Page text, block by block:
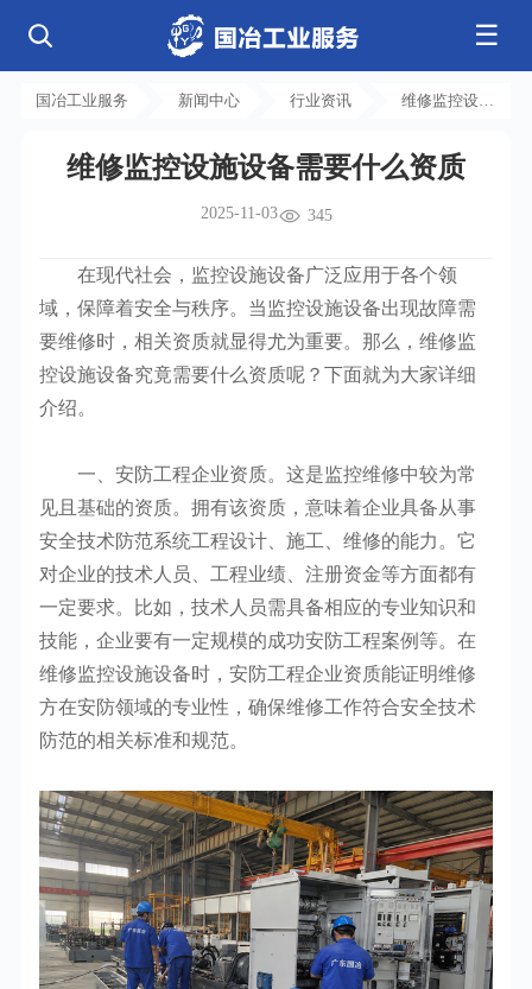
☰
公司简介
发展历程
核心业务
电气工程
钢结构工程
净化工程
弱电工程
设备安装
消防工程
基控电箱
工程案例
芯片 • 半导体
人工智能 • 机器人
量子 • 脑机
其它
新闻中心
工程技巧
机电知识
安装教程
工业百科
工业问答
国冶工业服务 新闻中心 行业资讯
维修监控设施
资质
维修监控设施设备需要什么资质
2025-11-03 345
在现代社会，监控设施设备广泛应用于各个领
域，保障着安全与秩序。当监控设施设备出现故障需
要维修时，相关资质就显得尤为重要。那么，维修监
控设施设备究竟需要什么资质呢？下面就为大家详细
介绍。
一、安防工程企业资质。这是监控维修中较为常
见且基础的资质。拥有该资质，意味着企业具备从事
安全技术防范系统工程设计、施工、维修的能力。它
对企业的技术人员、工程业绩、注册资金等方面都有
一定要求。比如，技术人员需具备相应的专业知识和
技能，企业要有一定规模的成功安防工程案例等。在
维修监控设施设备时，安防工程企业资质能证明维修
方在安防领域的专业性，确保维修工作符合安全技术
防范的相关标准和规范。